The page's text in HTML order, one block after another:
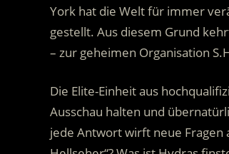
York hat die Welt für immer
gestellt. Aus diesem Grund
– zur geheimen Organisation
Die Elite-Einheit aus
Ausschau halten und
jede Antwort wirft neue Fragen